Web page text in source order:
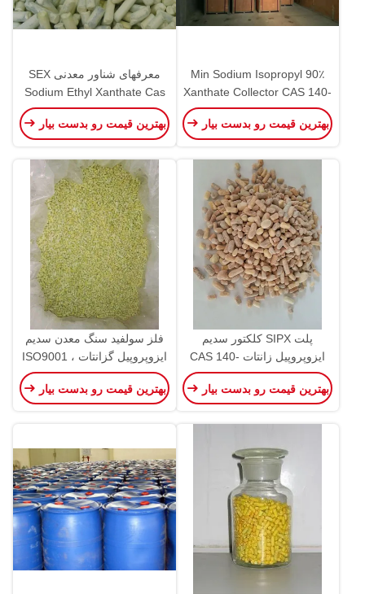
90٪ Min Sodium Isopropyl
Xanthate Collector CAS 140-
93-2 Flotation Chemicals
بهترین قیمت رو بدست بیار
معرفهای شناور معدنی SEX
Sodium Ethyl Xanthate Cas
140 90 9 CH3CH2OCS2Na
بهترین قیمت رو بدست بیار
پلت SIPX کلکتور سدیم
ایزوپروپیل زانتات CAS 140-
93-2
بهترین قیمت رو بدست بیار
فلز سولفید سنگ معدن سدیم
ایزوپروپیل گزانتات ، ISO9001
CAS 140-93-2 معرف SIPX
بهترین قیمت رو بدست بیار